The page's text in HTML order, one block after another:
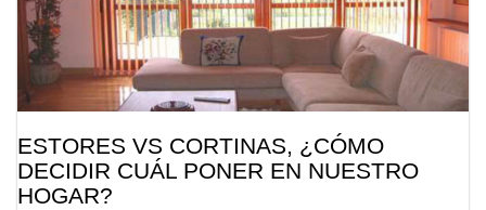
ESTORES VS CORTINAS, ¿CÓMO
DECIDIR CUÁL PONER EN NUESTRO
HOGAR?